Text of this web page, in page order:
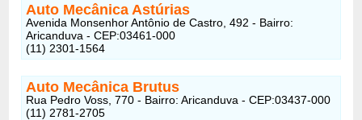
Auto Mecânica Astúrias
Avenida Monsenhor Antônio de Castro, 492 - Bairro:
Aricanduva - CEP:03461-000
(11) 2301-1564
Auto Mecânica Brutus
Rua Pedro Voss, 770 - Bairro: Aricanduva - CEP:03437-000
(11) 2781-2705